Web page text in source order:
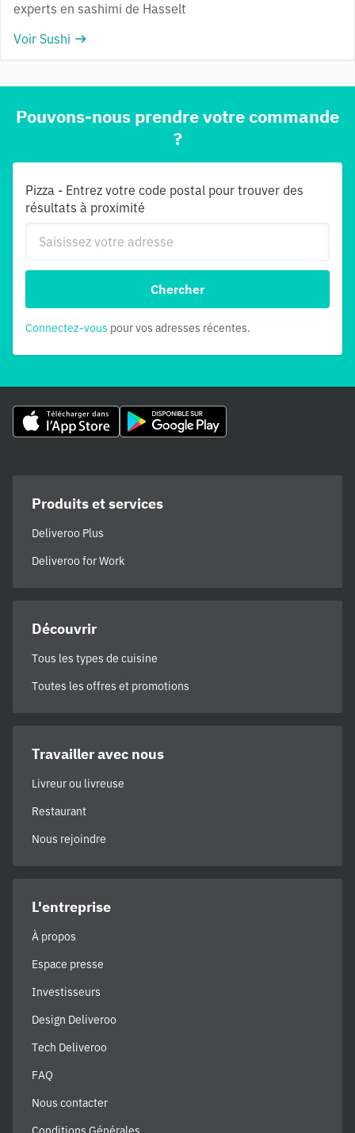
experts en sashimi de Hasselt
Voir Sushi
Pouvons-nous prendre votre commande
?
Pizza - Entrez votre code postal pour trouver des
résultats à proximité
Chercher
Connectez-vous pour vos adresses récentes.
Produits et services
Deliveroo Plus
Deliveroo for Work
Découvrir
Tous les types de cuisine
Toutes les offres et promotions
Travailler avec nous
Livreur ou livreuse
Restaurant
Nous rejoindre
L'entreprise
À propos
Espace presse
Investisseurs
Design Deliveroo
Tech Deliveroo
FAQ
Nous contacter